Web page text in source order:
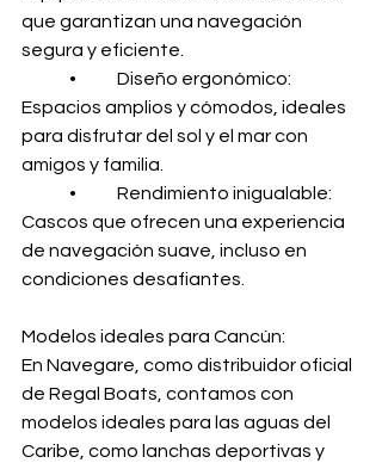
que garantizan una navegación
segura y eficiente.
Espacios amplios y cómodos, ideales
para disfrutar del sol y el mar con
amigos y familia.
Cascos que ofrecen una experiencia
de navegación suave, incluso en
condiciones desafiantes.
Modelos ideales para Cancún:
En Navegare, como distribuidor oficial
de Regal Boats, contamos con
modelos ideales para las aguas del
Caribe, como lanchas deportivas y